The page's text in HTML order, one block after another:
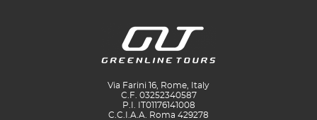
Via Farini 16, Rome, Italy
C.F. 03252340587
P.I. IT01176141008
C.C.I.A.A. Roma 429278